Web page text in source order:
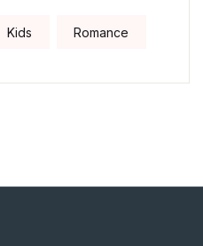
Kids Romance